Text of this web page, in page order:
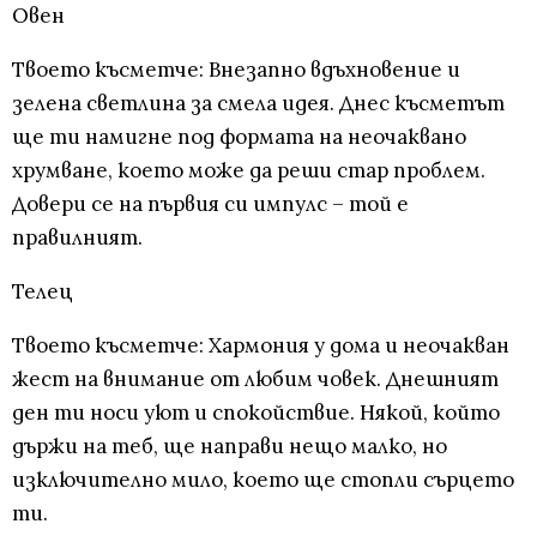
Овен
Твоето късметче: Внезапно вдъхновение и
зелена светлина за смела идея. Днес късметът
ще ти намигне под формата на неочаквано
хрумване, което може да реши стар проблем.
Довери се на първия си импулс – той е
правилният.
Телец
Твоето късметче: Хармония у дома и неочакван
жест на внимание от любим човек. Днешният
ден ти носи уют и спокойствие. Някой, който
държи на теб, ще направи нещо малко, но
изключително мило, което ще стопли сърцето
ти.